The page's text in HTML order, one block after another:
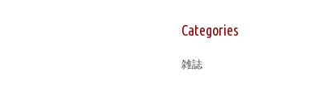
Categories
雑誌